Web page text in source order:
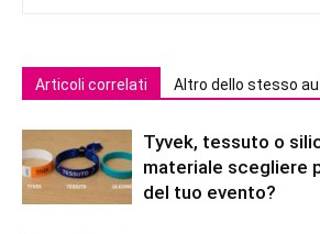
Articoli correlati Altro dello stesso
Tyvek, tessuto o
materiale scegliere
del tuo evento?